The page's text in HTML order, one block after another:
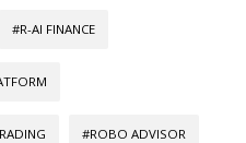
#R-AI FINANCE
#ROBO ADVISOR